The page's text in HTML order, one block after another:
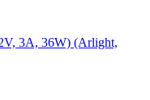
3A, 36W) (Arlight,